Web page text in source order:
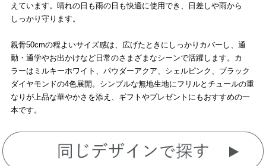
えています。晴れの日も雨の日も快適に使用でき、日差しや雨から
しっかり守ります。
親骨50cmの程よいサイズ感は、広げたときにしっかりカバーし、通
勤・通学やお出かけなど日常のさまざまなシーンで活躍します。カ
ラーはミルキーホワイト、パウダーアクア、シェルピンク、ブラック
ダイヤモンドの4色展開。シンプルな無地生地にフリルとチュールの重
なりが上品な華やかさを添え、ギフトやプレゼントにもおすすめの一
本です。